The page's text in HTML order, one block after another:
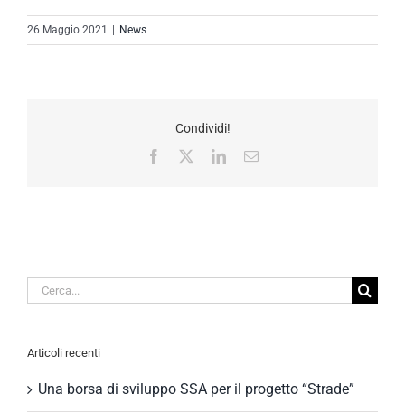
26 Maggio 2021 News
Condividi!
Facebook
LinkedInEmail
Cerca
Articoli recenti
Una borsa di sviluppo SSA per il progetto “Strade”